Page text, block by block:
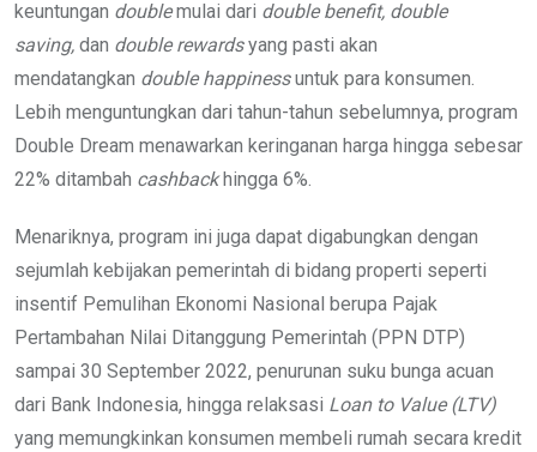
keuntungan doublemulai dari double benefit, double
saving, dan double rewardsyang pasti akan
mendatangkan double happinessuntuk para konsumen.
Lebih menguntungkan dari tahun-tahun sebelumnya, program
Double Dream menawarkan keringanan harga hingga sebesar
22% ditambah cashbackhingga 6%.
Menariknya, program ini juga dapat digabungkan dengan
sejumlah kebijakan pemerintah di bidang properti seperti
insentif Pemulihan Ekonomi Nasional berupa Pajak
Pertambahan Nilai Ditanggung Pemerintah (PPN DTP)
sampai 30 September 2022, penurunan suku bunga acuan
dari Bank Indonesia, hingga relaksasi Loan to Value (LTV)
yang memungkinkan konsumen membeli rumah secara kredit